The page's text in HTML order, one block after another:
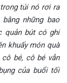
túi nó rơi ra
những bao
quản bút có ghi
khuấy món quà
bé, cô bé vẫn
của buổi tối